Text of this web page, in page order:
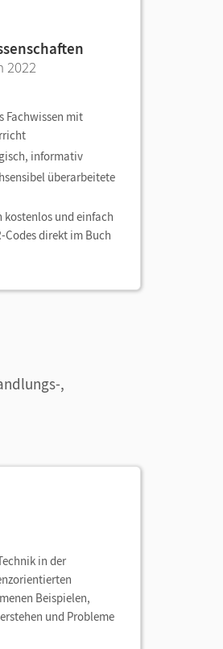
2022
Fachwissen mit
informativ
überarbeitete
und einfach
Codes direkt im Buch
,
in der
Beispielen,
und Probleme